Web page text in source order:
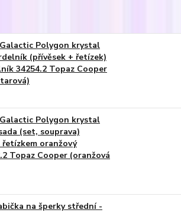
Polygon krystal
(přívěsek + řetízek)
34254.2 Topaz Cooper
Polygon krystal
(set, souprava)
řetízkem oranžový
Topaz Cooper (oranžová
na šperky střední -